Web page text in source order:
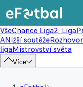
VšeChance Liga2. Liga
ANižší soutěže
ligaMistrovství světa
Více